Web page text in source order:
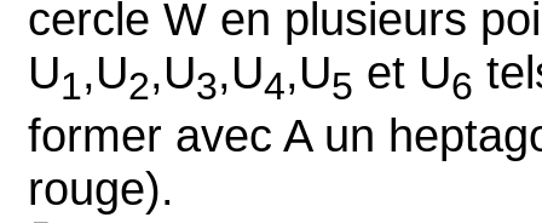
cercle W en plusieurs
U1,U2,U3,U4,U5 et U6
former avec A un
rouge).